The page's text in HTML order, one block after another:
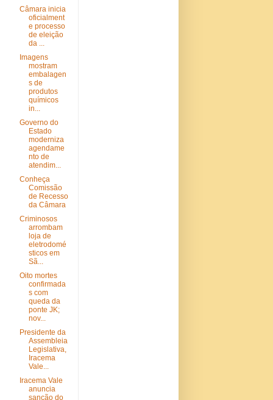
Câmara inicia
oficialment
e processo
de eleição
da ...
Imagens
mostram
embalagen
s de
produtos
químicos
in...
Governo do
Estado
moderniza
agendame
nto de
atendim...
Conheça
Comissão
de Recesso
da Câmara
Criminosos
arrombam
loja de
eletrodomé
sticos em
Sã...
Oito mortes
confirmada
s com
queda da
ponte JK;
nov...
Presidente da
Assembleia
Legislativa,
Iracema
Vale...
Iracema Vale
anuncia
sanção do